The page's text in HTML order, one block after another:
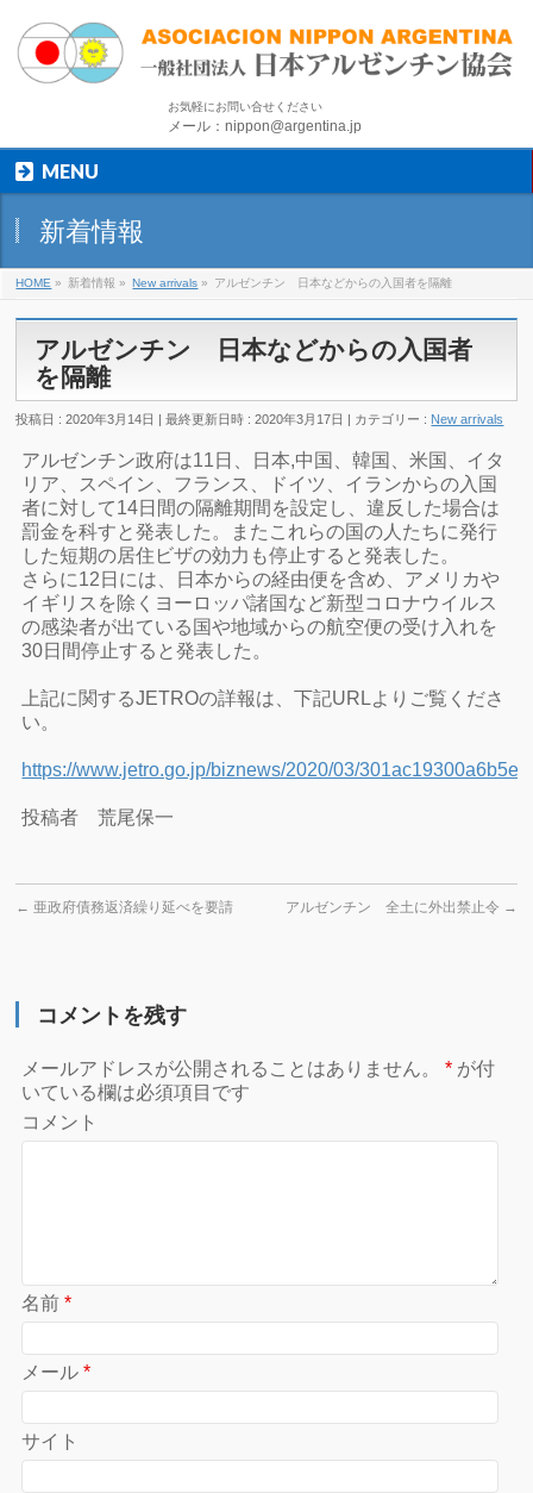
お気軽にお問い合せください
メール：nippon@argentina.jp
MENU
新着情報
HOME » 新着情報 » New arrivals » アルゼンチン 日本などからの入国者を隔離
アルゼンチン 日本などからの入国者
を隔離
投稿日 : 2020年3月14日 最終更新日時 : 2020年3月17日 カテゴリー : New arrivals
アルゼンチン政府は11日、日本,中国、韓国、米国、イタ
リア、スペイン、フランス、ドイツ、イランからの入国
者に対して14日間の隔離期間を設定し、違反した場合は
罰金を科すと発表した。またこれらの国の人たちに発行
した短期の居住ビザの効力も停止すると発表した。
さらに12日には、日本からの経由便を含め、アメリカや
イギリスを除くヨーロッパ諸国など新型コロナウイルス
の感染者が出ている国や地域からの航空便の受け入れを
30日間停止すると発表した。
上記に関するJETROの詳報は、下記URLよりご覧くださ
い。
https://www.jetro.go.jp/biznews/2020/03/
投稿者 荒尾保一
← 亜政府債務返済繰り延べを要請 アルゼンチン 全土に外出禁止令 →
コメントを残す
メールアドレスが公開されることはありません。 * が付
いている欄は必須項目です
コメント
名前*
メール*
サイト